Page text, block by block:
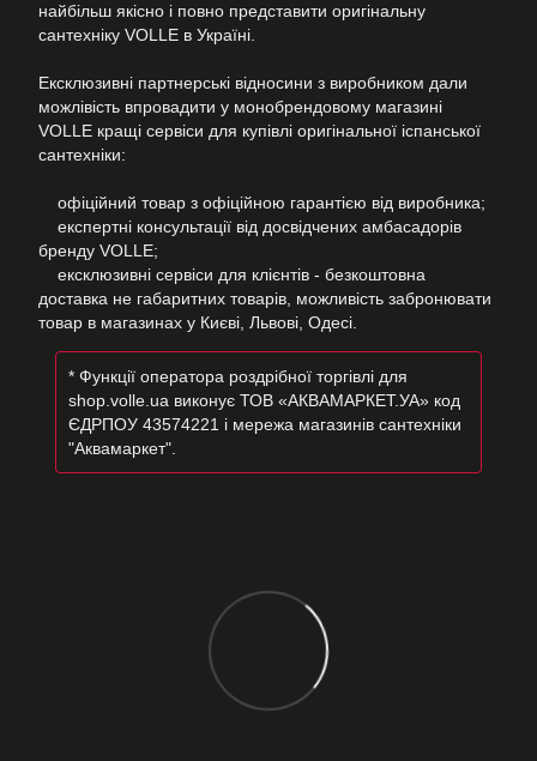
найбільш якісно і повно представити оригінальну
сантехніку VOLLE в Україні.
Ексклюзивні партнерські відносини з виробником дали
можлівість впровадити у монобрендовому магазині
VOLLE кращі сервіси для купівлі оригінальної іспанської
сантехніки:
офіційний товар з офіційною гарантією від виробника;
експертні консультації від досвідчених амбасадорів
бренду VOLLE;
ексклюзивні сервіси для клієнтів - безкоштовна
доставка не габаритних товарів, можливість забронювати
товар в магазинах у Києві, Львові, Одесі.
* Функції оператора роздрібної торгівлі для
shop.volle.ua виконує ТОВ «АКВАМАРКЕТ.УА» код
ЄДРПОУ 43574221 і мережа магазинів сантехніки
"Аквамаркет".